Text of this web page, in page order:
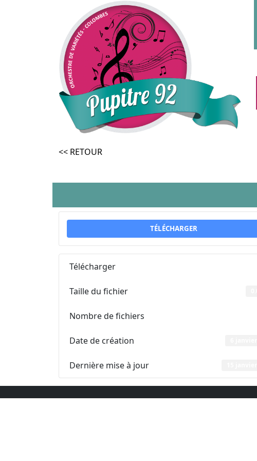
<< RETOUR
TÉLÉCHARGER
Télécharger
Taille du fichier
Nombre de fichiers
Date de création
Dernière mise à jour